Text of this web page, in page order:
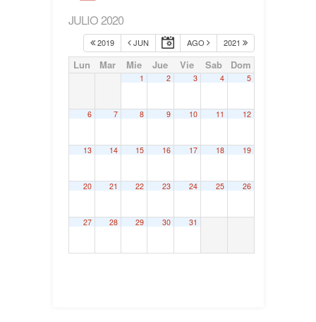
JULIO 2020
2019 JUN AGO 2021
Lun Mar Mie Jue Vie Sab Dom
1 2 3 4 5
6 7 8 9 10 11 12
13 14 15 16 17 18 19
20 21 22 23 24 25 26
27 28 29 30 31